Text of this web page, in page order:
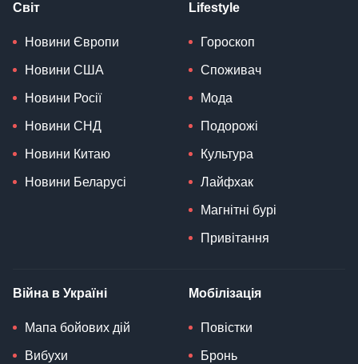
Світ
Новини Європи
Новини США
Новини Росії
Новини СНД
Новини Китаю
Новини Беларусі
Lifestyle
Гороскоп
Споживач
Мода
Подорожі
Культура
Лайфхак
Магнітні бурі
Привітання
Війна в Україні
Мапа бойових дій
Вибухи
Мобілізація
Повістки
Бронь